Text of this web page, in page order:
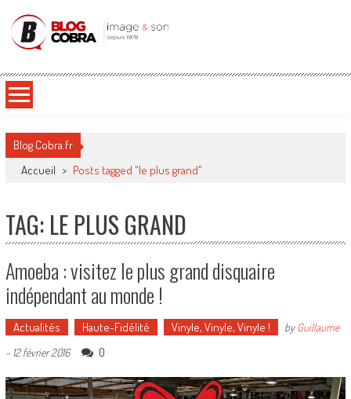
Blog Cobra
Blog Cobra.fr
Accueil > Posts tagged "le plus grand"
TAG: LE PLUS GRAND
Amoeba : visitez le plus grand disquaire
indépendant au monde !
Actualités Haute-Fidélité Vinyle, Vinyle, Vinyle ! byGuillaume
- 12 février 2016 0